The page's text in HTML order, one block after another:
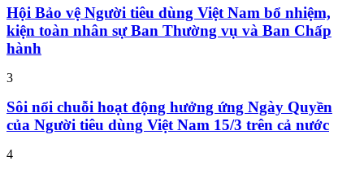
Hội Bảo vệ Người tiêu dùng Việt Nam bổ nhiệm,
kiện toàn nhân sự Ban Thường vụ và Ban Chấp
hành
3
Sôi nổi chuỗi hoạt động hưởng ứng Ngày Quyền
của Người tiêu dùng Việt Nam 15/3 trên cả nước
4